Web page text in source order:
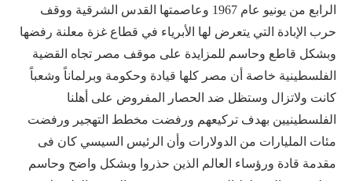
الرابع من يونيو عام 1967 وعاصمتها القدس الشرقية ووقف
حرب الإبادة التي يتعرض لها الأبرياء في قطاع غزة معلنة رفضها
وبشكل قاطع وحاسم للمزايدة على موقف مصر تجاه القضية
الفلسطينية خاصة أن مصر كلها قيادة وحكومة وبرلماناً وشعباً
كانت ولاتزال وستظل ضد الحصار المفروض على أهلنا
الفلسطينيين بهدف تركيعهم ورفضت مخطط التهجير ورفضت
مئات المليارات من الدولارات وأن الرئيس السيسي كان فى
مقدمة قادة ورؤساء العالم الذين حذروا وبشكل واضح وحاسم